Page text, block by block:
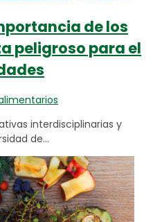
de los
peligroso para el
interdisciplinarias y
de...